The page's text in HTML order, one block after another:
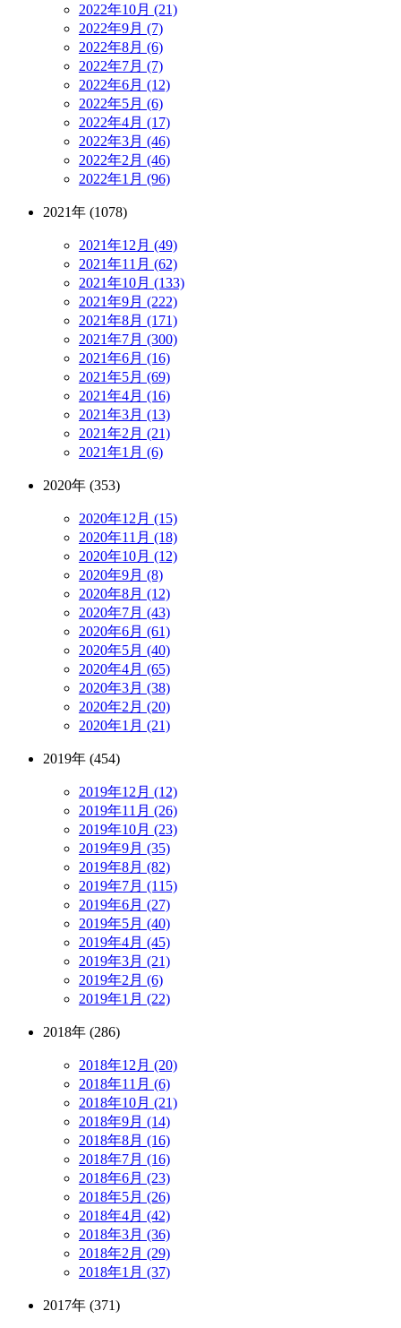
2022年10月 (21)
2022年9月 (7)
2022年8月 (6)
2022年7月 (7)
2022年6月 (12)
2022年5月 (6)
2022年4月 (17)
2022年3月 (46)
2022年2月 (46)
2022年1月 (96)
2021年 (1078)
2021年12月 (49)
2021年11月 (62)
2021年10月 (133)
2021年9月 (222)
2021年8月 (171)
2021年7月 (300)
2021年6月 (16)
2021年5月 (69)
2021年4月 (16)
2021年3月 (13)
2021年2月 (21)
2021年1月 (6)
2020年 (353)
2020年12月 (15)
2020年11月 (18)
2020年10月 (12)
2020年9月 (8)
2020年8月 (12)
2020年7月 (43)
2020年6月 (61)
2020年5月 (40)
2020年4月 (65)
2020年3月 (38)
2020年2月 (20)
2020年1月 (21)
2019年 (454)
2019年12月 (12)
2019年11月 (26)
2019年10月 (23)
2019年9月 (35)
2019年8月 (82)
2019年7月 (115)
2019年6月 (27)
2019年5月 (40)
2019年4月 (45)
2019年3月 (21)
2019年2月 (6)
2019年1月 (22)
2018年 (286)
2018年12月 (20)
2018年11月 (6)
2018年10月 (21)
2018年9月 (14)
2018年8月 (16)
2018年7月 (16)
2018年6月 (23)
2018年5月 (26)
2018年4月 (42)
2018年3月 (36)
2018年2月 (29)
2018年1月 (37)
2017年 (371)